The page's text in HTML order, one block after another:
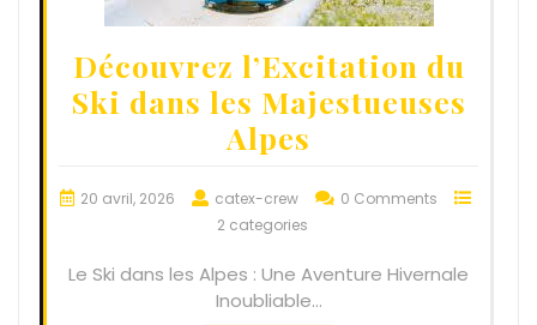
Découvrez l’Excitation du
Ski dans les Majestueuses
Alpes
20 avril, 2026 catex-crew
0 Comments
2 categories
Le Ski dans les Alpes : Une Aventure Hivernale
Inoubliable…